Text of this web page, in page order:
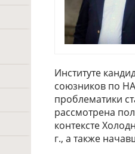
Институте
союзников по
проблематики
рассмотрена
контексте
г., а также